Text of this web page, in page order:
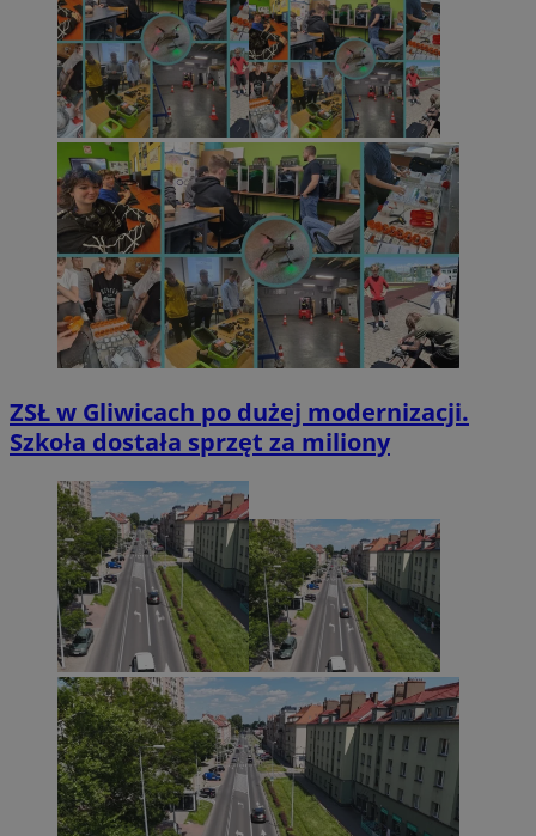
ZSŁ w Gliwicach po dużej modernizacji.
Szkoła dostała sprzęt za miliony